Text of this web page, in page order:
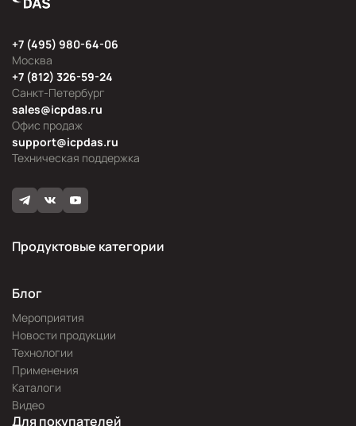
Москва
+7 (495) 980-64-06
Офис продаж
sales@icpdas.ru
Санкт-Петербург
+7 (812) 326-59-24
Техническая поддержка
support@icpdas.ru
Продуктовые категории
Блог
Мероприятия
Новости продукции
Технологии
Применения
Каталоги
Видео
Для покупателей